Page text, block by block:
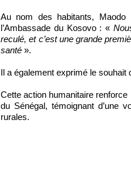
Au nom des habitants, Maodo
l’Ambassade du Kosovo : «
reculé, et c’est une grande
santé ».
Il a également exprimé le
Cette action humanitaire
du Sénégal, témoignant d’une
rurales.